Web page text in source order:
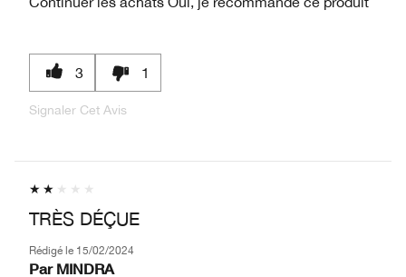
3 1
Signaler Cet Avis
TRÈS DÉÇUE
Rédigé le 15/02/2024
Par MINDRA